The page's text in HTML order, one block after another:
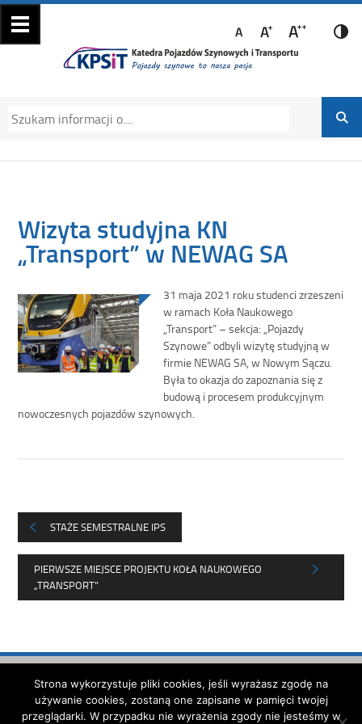
Katedra Pojazdów
Szynowych i
Transportu
Katedra Pojazdów Szynowych i Transportu
Politechniki Krakowskiej na Wydziale
Mechanicznym
Wizyta studyjna KN
„Transport” w NEWAG SA
31 maja 2021 roku studenci zrzeszeni
w ramach Koła Naukowego
„Transport” – sekcja: „Pojazdy
Szynowe” odbyli wizytę studyjną w
firmie NEWAG SA, w Nowym Sączu.
Była to okazja do zapoznania się z
budową i procesem produkcyjnym
nowoczesnych pojazdów szynowych.
STAŻE SEMESTRALNE IPS
PIERWSZE MIEJSCE PROJEKTU KOŁA NAUKOWEGO
„TRANSPORT”
ramach projektu
Polska Akademia Dostępności
Strona wykorzystuje pliki cookies, jeśli wyrażasz zgodę na
używanie cookies, zostaną one zapisane w pamięci twojej
przeglądarki. W przypadku nie wyrażenia zgody nie jesteśmy w